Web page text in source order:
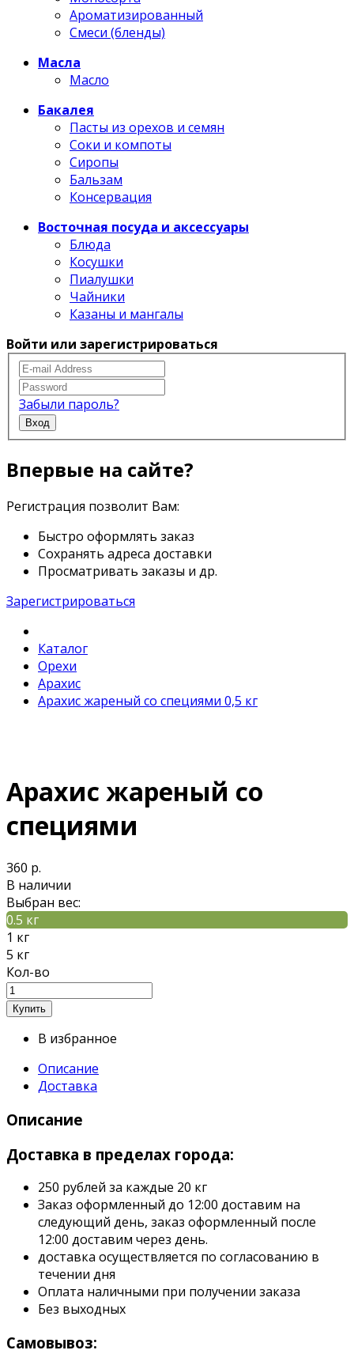
Ароматизированный
Смеси (бленды)
Масла
Масло
Бакалея
Пасты из орехов и семян
Соки и компоты
Сиропы
Бальзам
Консервация
Восточная посуда и аксессуары
Блюда
Косушки
Пиалушки
Чайники
Казаны и мангалы
Войти или зарегистрироваться
Забыли пароль?
Вход
Впервые на сайте?
Регистрация позволит Вам:
Быстро оформлять заказ
Сохранять адреса доставки
Просматривать заказы и др.
Зарегистрироваться
Каталог
Орехи
Арахис
Арахис жареный со специями 0,5 кг
Арахис жареный со
специями
360 р.
В наличии
Выбран вес:
0.5 кг
1 кг
5 кг
Кол-во
В избранное
Описание
Доставка
Описание
Доставка в пределах города:
250 рублей за каждые 20 кг
Заказ оформленный до 12:00 доставим на
следующий день, заказ оформленный после
12:00 доставим через день.
доставка осуществляется по согласованию в
течении дня
Оплата наличными при получении заказа
Без выходных
Самовывоз: